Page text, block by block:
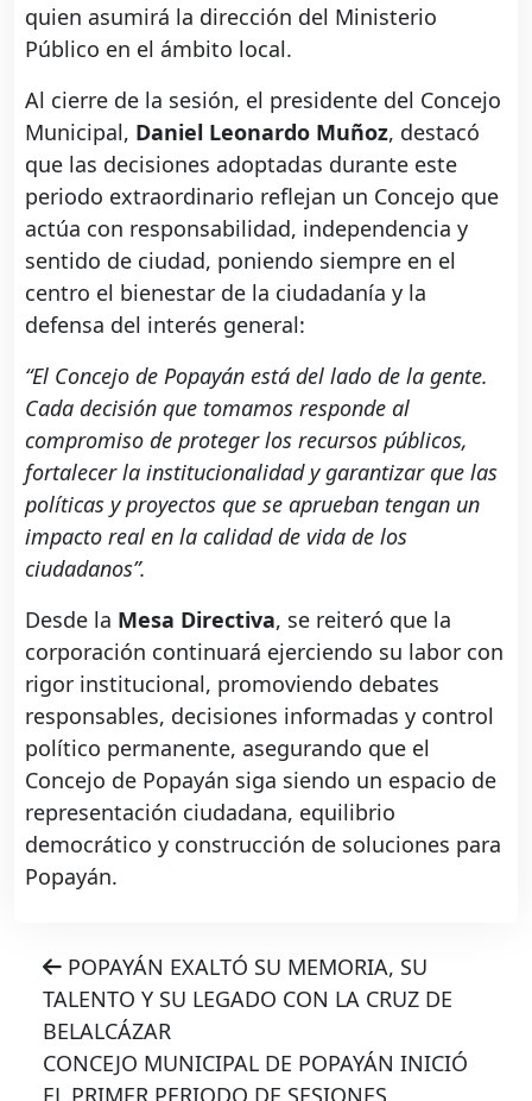
quien asumirá la dirección del Ministerio
Público en el ámbito local.
Al cierre de la sesión, el presidente del Concejo
Municipal, Daniel Leonardo Muñoz, destacó
que las decisiones adoptadas durante este
periodo extraordinario reflejan un Concejo que
actúa con responsabilidad, independencia y
sentido de ciudad, poniendo siempre en el
centro el bienestar de la ciudadanía y la
defensa del interés general:
“El Concejo de Popayán está del lado de la gente.
Cada decisión que tomamos responde al
compromiso de proteger los recursos públicos,
fortalecer la institucionalidad y garantizar que las
políticas y proyectos que se aprueban tengan un
impacto real en la calidad de vida de los
ciudadanos”.
Desde la Mesa Directiva, se reiteró que la
corporación continuará ejerciendo su labor con
rigor institucional, promoviendo debates
responsables, decisiones informadas y control
político permanente, asegurando que el
Concejo de Popayán siga siendo un espacio de
representación ciudadana, equilibrio
democrático y construcción de soluciones para
Popayán.
POPAYÁN EXALTÓ SU MEMORIA, SU
TALENTO Y SU LEGADO CON LA CRUZ DE
BELALCÁZAR
CONCEJO MUNICIPAL DE POPAYÁN INICIÓ
EL PRIMER PERIODO DE SESIONES